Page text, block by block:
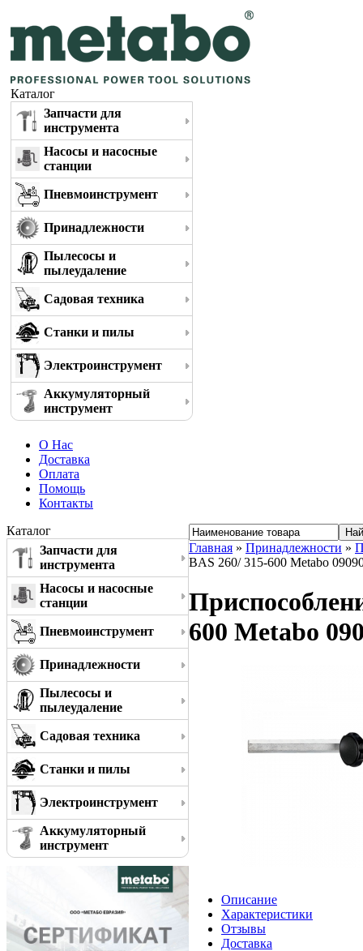
Каталог
Запчасти для
инструмента
Насосы и насосные
станции
Пневмоинструмент
Принадлежности
Пылесосы и
пылеудаление
Садовая техника
Станки и пилы
Электроинструмент
Аккумуляторный
инструмент
О Нас
Доставка
Оплата
Помощь
Контакты
Каталог
Запчасти для
инструмента
Насосы и насосные
станции
Пневмоинструмент
Принадлежности
Пылесосы и
пылеудаление
Садовая техника
Станки и пилы
Электроинструмент
Аккумуляторный
инструмент
Главная » Принадлежности »
BAS 260/ 315-600 Metabo
600 Metabo
Описание
Характеристики
Отзывы
Доставка